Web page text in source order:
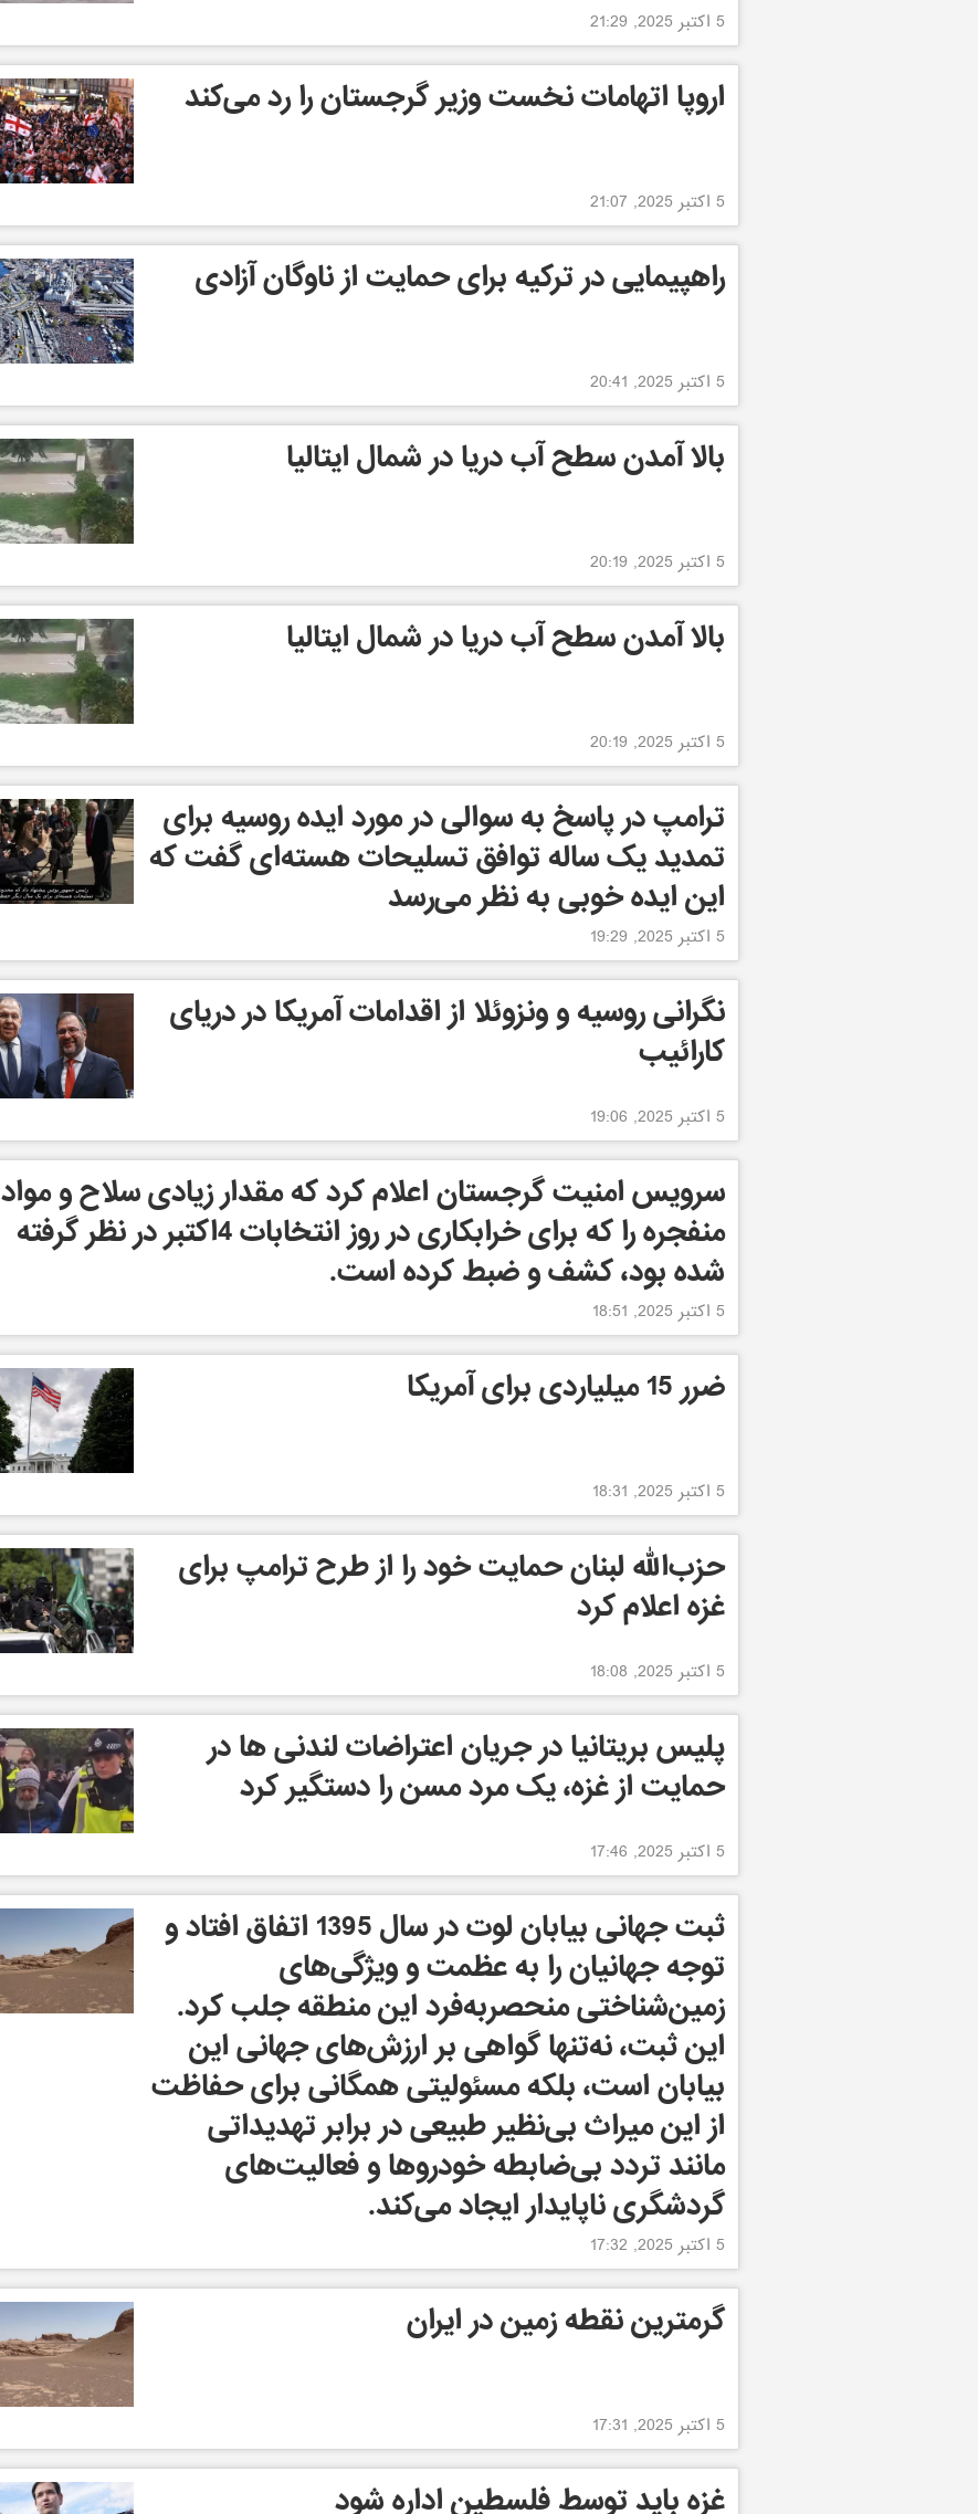
5 اکتبر 2025, 21:29
اروپا اتهامات نخست وزیر گرجستان را رد می‌کند
5 اکتبر 2025, 21:07
راهپیمایی در ترکیه برای حمایت از ناوگان آزادی
5 اکتبر 2025, 20:41
بالا آمدن سطح آب دریا در شمال ایتالیا
5 اکتبر 2025, 20:19
بالا آمدن سطح آب دریا در شمال ایتالیا
5 اکتبر 2025, 20:19
ترامپ در پاسخ به سوالی در مورد ایده روسیه برای
تمدید یک ساله توافق تسلیحات هسته‌ای گفت که
این ایده خوبی به نظر می‌رسد
5 اکتبر 2025, 19:29
نگرانی روسیه و ونزوئلا از اقدامات آمریکا در دریای
کارائیب
5 اکتبر 2025, 19:06
سرویس امنیت گرجستان اعلام کرد که مقدار زیادی سلاح و مواد
منفجره را که برای خرابکاری در روز انتخابات 4اکتبر در نظر گرفته
شده بود، کشف و ضبط کرده است.
5 اکتبر 2025, 18:51
ضرر 15 میلیاردی برای آمریکا
5 اکتبر 2025, 18:31
حزب‌الله لبنان حمایت خود را از طرح ترامپ برای
غزه اعلام کرد
5 اکتبر 2025, 18:08
پلیس بریتانیا در جریان اعتراضات لندنی ها در
حمایت از غزه، یک مرد مسن را دستگیر کرد
5 اکتبر 2025, 17:46
ثبت جهانی بیابان لوت در سال 1395 اتفاق افتاد و
توجه جهانیان را به عظمت و ویژگی‌های
زمین‌شناختی منحصربه‌فرد این منطقه جلب کرد.
این ثبت، نه‌تنها گواهی بر ارزش‌های جهانی این
بیابان است، بلکه مسئولیتی همگانی برای حفاظت
از این میراث بی‌نظیر طبیعی در برابر تهدیداتی
مانند تردد بی‌ضابطه خودروها و فعالیت‌های
گردشگری ناپایدار ایجاد می‌کند.
5 اکتبر 2025, 17:32
گرمترین نقطه زمین در ایران
5 اکتبر 2025, 17:31
غزه باید توسط فلسطین اداره شود